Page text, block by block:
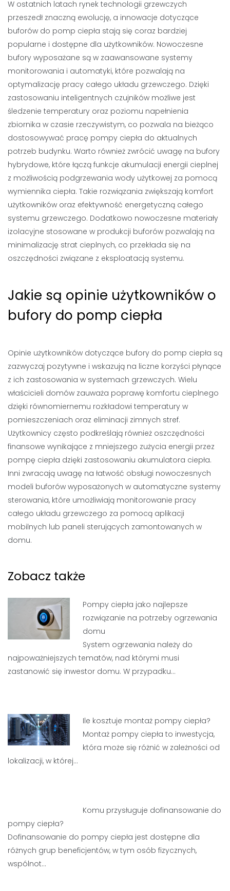
W ostatnich latach rynek technologii grzewczych
przeszedł znaczną ewolucję, a innowacje dotyczące
buforów do pomp ciepła stają się coraz bardziej
popularne i dostępne dla użytkowników. Nowoczesne
bufory wyposażane są w zaawansowane systemy
monitorowania i automatyki, które pozwalają na
optymalizację pracy całego układu grzewczego. Dzięki
zastosowaniu inteligentnych czujników możliwe jest
śledzenie temperatury oraz poziomu napełnienia
zbiornika w czasie rzeczywistym, co pozwala na bieżąco
dostosowywać pracę pompy ciepła do aktualnych
potrzeb budynku. Warto również zwrócić uwagę na bufory
hybrydowe, które łączą funkcje akumulacji energii cieplnej
z możliwością podgrzewania wody użytkowej za pomocą
wymiennika ciepła. Takie rozwiązania zwiększają komfort
użytkowników oraz efektywność energetyczną całego
systemu grzewczego. Dodatkowo nowoczesne materiały
izolacyjne stosowane w produkcji buforów pozwalają na
minimalizację strat cieplnych, co przekłada się na
oszczędności związane z eksploatacją systemu.
Jakie są opinie użytkowników o
bufory do pomp ciepła
Opinie użytkowników dotyczące bufory do pomp ciepła są
zazwyczaj pozytywne i wskazują na liczne korzyści płynące
z ich zastosowania w systemach grzewczych. Wielu
właścicieli domów zauważa poprawę komfortu cieplnego
dzięki równomiernemu rozkładowi temperatury w
pomieszczeniach oraz eliminacji zimnych stref.
Użytkownicy często podkreślają również oszczędności
finansowe wynikające z mniejszego zużycia energii przez
pompę ciepła dzięki zastosowaniu akumulatora ciepła.
Inni zwracają uwagę na łatwość obsługi nowoczesnych
modeli buforów wyposażonych w automatyczne systemy
sterowania, które umożliwiają monitorowanie pracy
całego układu grzewczego za pomocą aplikacji
mobilnych lub paneli sterujących zamontowanych w
domu.
Zobacz także
Pompy ciepła jako najlepsze
rozwiązanie na potrzeby ogrzewania
domu
System ogrzewania należy do
najpoważniejszych tematów, nad którymi musi
zastanowić się inwestor domu. W przypadku…
Ile kosztuje montaż pompy ciepła?
Montaż pompy ciepła to inwestycja,
która może się różnić w zależności od
lokalizacji, w której…
Komu przysługuje dofinansowanie do
pompy ciepła?
Dofinansowanie do pompy ciepła jest dostępne dla
różnych grup beneficjentów, w tym osób fizycznych,
wspólnot…